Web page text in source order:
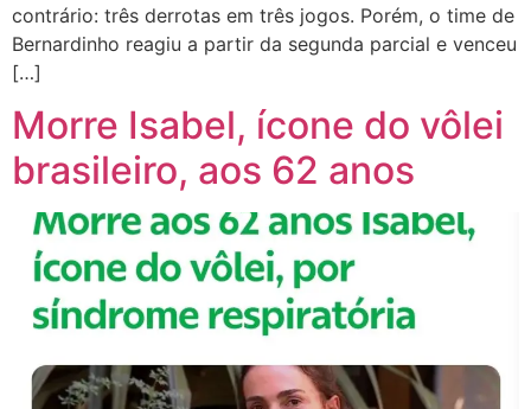
contrário: três derrotas em três jogos. Porém, o time de
Bernardinho reagiu a partir da segunda parcial e venceu
[…]
Morre Isabel, ícone do vôlei
brasileiro, aos 62 anos